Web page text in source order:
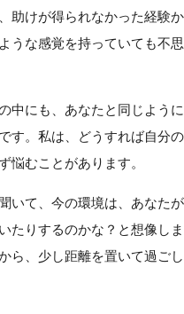
助けが得られなかった経験
うな感覚を持っていても不
中にも、あなたと同じよう
す。私は、どうすれば自分
悩むことがあります。
いて、今の環境は、あなた
たりするのかな？と想像し
ら、少し距離を置いて過ご